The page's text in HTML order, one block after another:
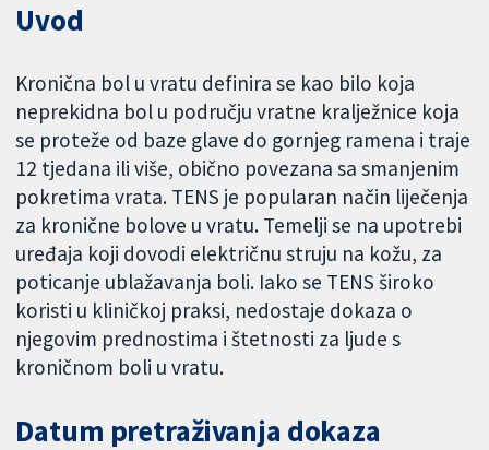
Uvod
Kronična bol u vratu definira se kao bilo koja
neprekidna bol u području vratne kralježnice koja
se proteže od baze glave do gornjeg ramena i traje
12 tjedana ili više, obično povezana sa smanjenim
pokretima vrata. TENS je popularan način liječenja
za kronične bolove u vratu. Temelji se na upotrebi
uređaja koji dovodi električnu struju na kožu, za
poticanje ublažavanja boli. Iako se TENS široko
koristi u kliničkoj praksi, nedostaje dokaza o
njegovim prednostima i štetnosti za ljude s
kroničnom boli u vratu.
Datum pretraživanja dokaza